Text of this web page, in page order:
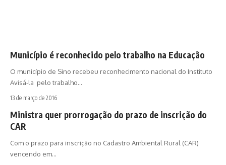
Município é reconhecido pelo trabalho na Educação
O município de Sino recebeu reconhecimento nacional do Instituto
Avisá-la pelo trabalho…
13 de março de 2016
Ministra quer prorrogação do prazo de inscrição do
CAR
Com o prazo para inscrição no Cadastro Ambiental Rural (CAR)
vencendo em…